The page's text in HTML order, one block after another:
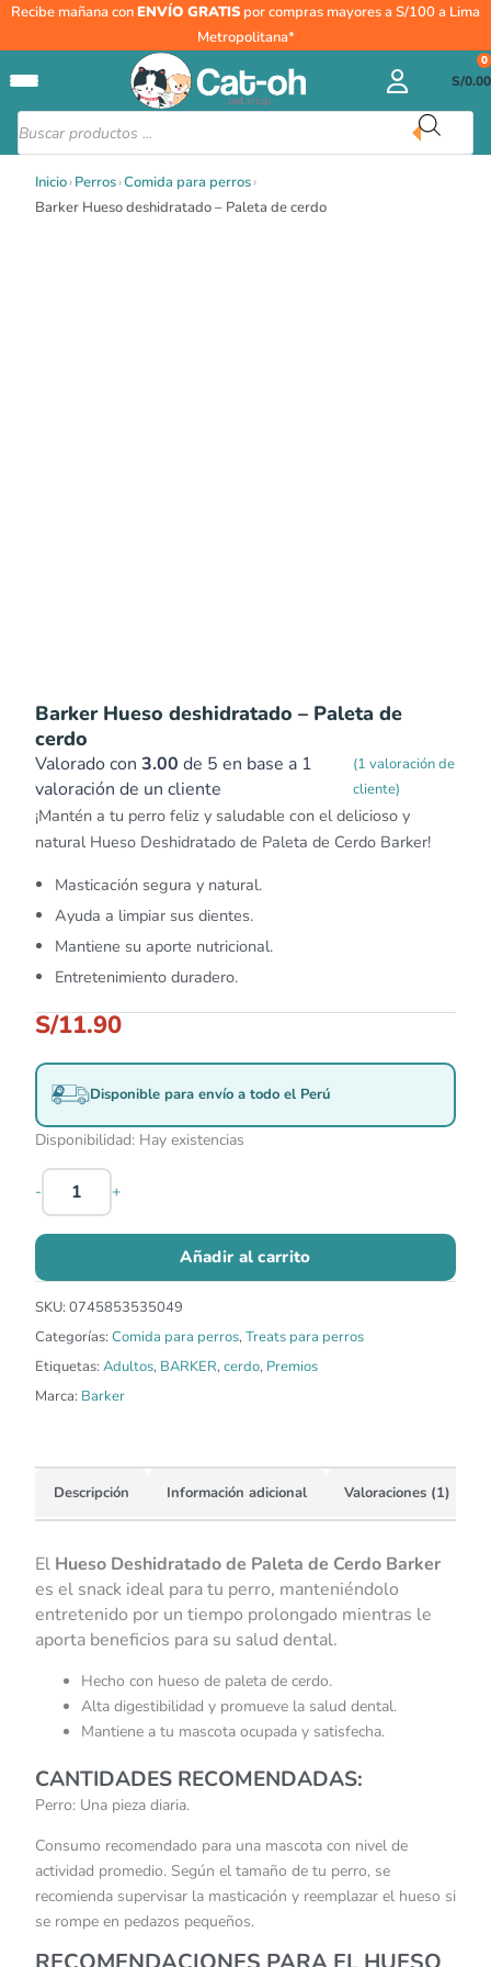
Recibe mañana conENVÍO GRATIS por compras mayores a S/100 a Lima
Metropolitana*
Búsqueda
de
productos
S/0.00
0
Inicio›Perros›Comida para perros›
Barker Hueso deshidratado – Paleta de cerdo
Barker Hueso deshidratado – Paleta de
cerdo
Valorado con 3.00 de 5 en base a 1
valoración de un cliente
(1 valoración de
cliente)
¡Mantén a tu perro feliz y saludable con el delicioso y
natural Hueso Deshidratado de Paleta de Cerdo Barker!
Masticación segura y natural.
Ayuda a limpiar sus dientes.
Mantiene su aporte nutricional.
Entretenimiento duradero.
S/11.90
Disponible para envío a todo el Perú
Disponibilidad: Hay existencias
-
Barker
-
Paleta
de
cantidad
+
Añadir al carrito
SKU: 0745853535049
Categorías: Comida para perros,Treats para perros
Etiquetas: Adultos, BARKER,cerdo, Premios
Marca: Barker
Descripción Información adicional Valoraciones (1)
El Hueso Deshidratado de Paleta de Cerdo Barker
es el snack ideal para tu perro, manteniéndolo
entretenido por un tiempo prolongado mientras le
aporta beneficios para su salud dental.
Hecho con hueso de paleta de cerdo.
Alta digestibilidad y promueve la salud dental.
Mantiene a tu mascota ocupada y satisfecha.
CANTIDADES RECOMENDADAS:
Perro: Una pieza diaria.
Consumo recomendado para una mascota con nivel de
actividad promedio. Según el tamaño de tu perro, se
recomienda supervisar la masticación y reemplazar el hueso si
se rompe en pedazos pequeños.